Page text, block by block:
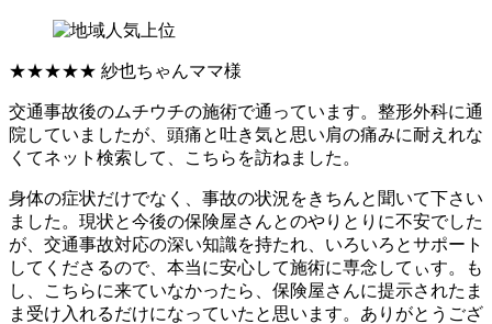
★★★★★ 紗也ちゃんママ様
交通事故後のムチウチの施術で通っています。整形外科に通
院していましたが、頭痛と吐き気と思い肩の痛みに耐えれな
くてネット検索して、こちらを訪ねました。
身体の症状だけでなく、事故の状況をきちんと聞いて下さい
ました。現状と今後の保険屋さんとのやりとりに不安でした
が、交通事故対応の深い知識を持たれ、いろいろとサポート
してくださるので、本当に安心して施術に専念してぃす。も
し、こちらに来ていなかったら、保険屋さんに提示されたま
ま受け入れるだけになっていたと思います。ありがとうござ